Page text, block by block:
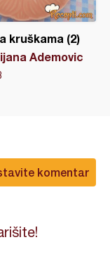
kruškama (2)
Ademovic
komentar